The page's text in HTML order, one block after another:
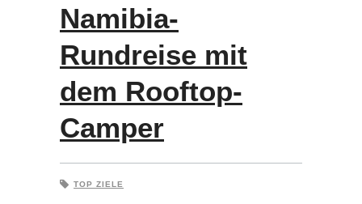
Namibia-
Rundreise mit
dem Rooftop-
Camper
TOP ZIELE